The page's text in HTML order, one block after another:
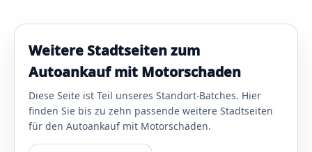
Weitere Stadtseiten zum
Autoankauf mit Motorschaden
Diese Seite ist Teil unseres Standort-Batches. Hier
finden Sie bis zu zehn passende weitere Stadtseiten
für den Autoankauf mit Motorschaden.